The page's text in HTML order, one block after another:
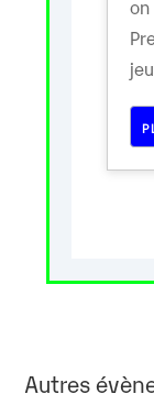
on
Autres